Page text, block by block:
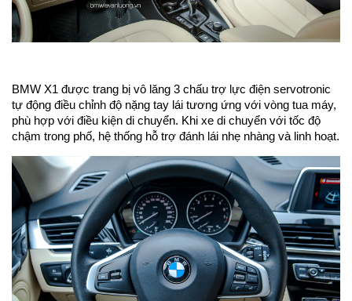
BMW X1 được trang bị vô lăng 3 chấu trợ lực điện servotronic
tự động điều chỉnh độ nặng tay lái tương ứng với vòng tua máy,
phù hợp với điều kiện di chuyển. Khi xe di chuyển với tốc độ
chậm trong phố, hệ thống hỗ trợ đánh lái nhẹ nhàng và linh hoạt.